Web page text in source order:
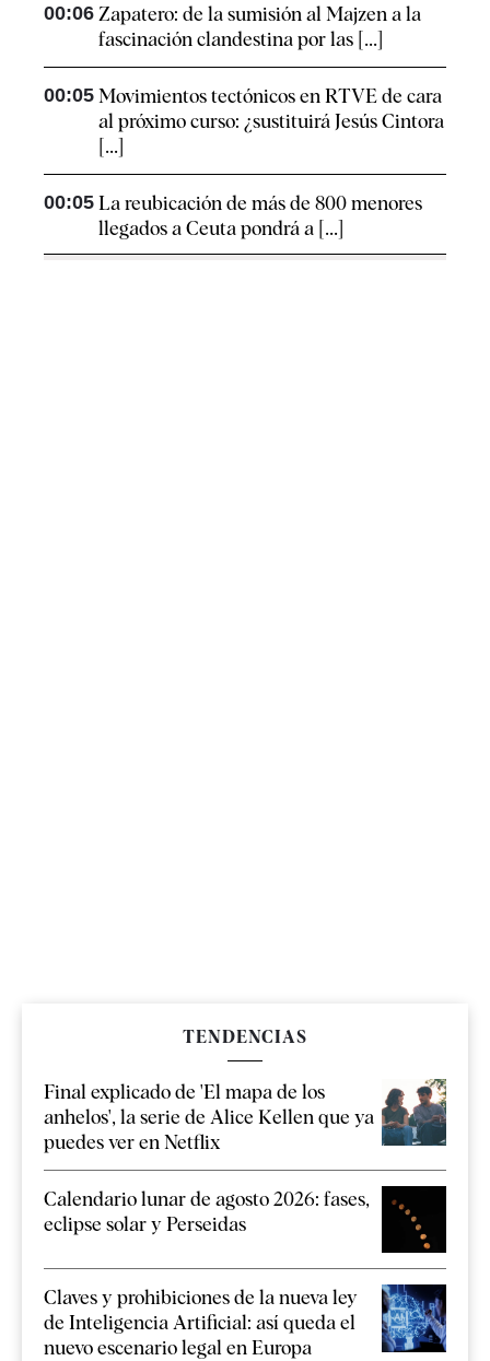
00:06 Zapatero: de la sumisión al Majzen a la
fascinación clandestina por las [...]
00:05 Movimientos tectónicos en RTVE de cara
al próximo curso: ¿sustituirá Jesús Cintora
[...]
00:05 La reubicación de más de 800 menores
llegados a Ceuta pondrá a [...]
TENDENCIAS
Final explicado de 'El mapa de los
anhelos', la serie de Alice Kellen que ya
puedes ver en Netflix
Calendario lunar de agosto 2026: fases,
eclipse solar y Perseidas
Claves y prohibiciones de la nueva ley
de Inteligencia Artificial: así queda el
nuevo escenario legal en Europa